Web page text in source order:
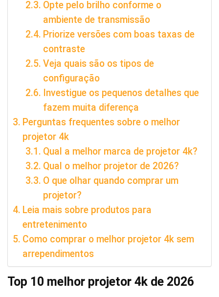
Opte pelo brilho conforme o
ambiente de transmissão
Priorize versões com boas taxas de
contraste
Veja quais são os tipos de
configuração
Investigue os pequenos detalhes que
fazem muita diferença
Perguntas frequentes sobre o melhor
projetor 4k
Qual a melhor marca de projetor 4k?
Qual o melhor projetor de 2026?
O que olhar quando comprar um
projetor?
Leia mais sobre produtos para
entretenimento
Como comprar o melhor projetor 4k sem
arrependimentos
Top 10 melhor projetor 4k de 2026